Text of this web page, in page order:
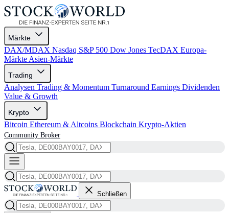
Märkte
DAX/MDAX Nasdaq S&P 500 Dow Jones TecDAX Europa-
Märkte Asien-Märkte
Trading
Analysen Trading & Momentum Turnaround Earnings Dividenden
Value & Growth
Krypto
Bitcoin Ethereum & Altcoins Blockchain Krypto-Aktien
Community Broker
Schließen